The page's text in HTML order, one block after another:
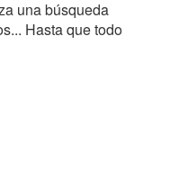
una búsqueda
Hasta que todo